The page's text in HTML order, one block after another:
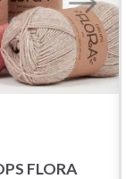
FLORA
och få